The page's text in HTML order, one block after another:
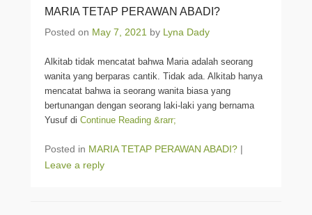
MARIA TETAP PERAWAN ABADI?
Posted on May 7, 2021 by Lyna Dady
Alkitab tidak mencatat bahwa Maria adalah seorang
wanita yang berparas cantik. Tidak ada. Alkitab hanya
mencatat bahwa ia seorang wanita biasa yang
bertunangan dengan seorang laki-laki yang bernama
Yusuf di Continue Reading &rarr;
Posted in MARIA TETAP PERAWAN ABADI? |
Leave a reply